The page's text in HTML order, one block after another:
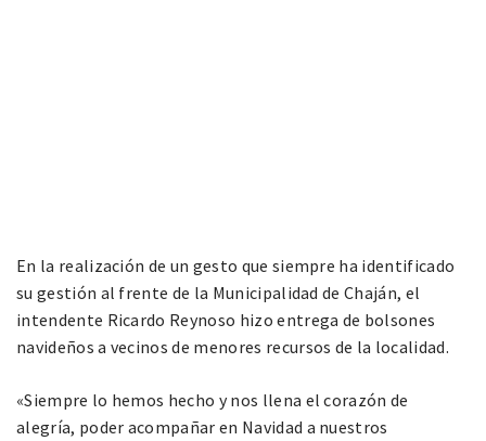
En la realización de un gesto que siempre ha identificado
su gestión al frente de la Municipalidad de Chaján, el
intendente Ricardo Reynoso hizo entrega de bolsones
navideños a vecinos de menores recursos de la localidad.
«Siempre lo hemos hecho y nos llena el corazón de
alegría, poder acompañar en Navidad a nuestros